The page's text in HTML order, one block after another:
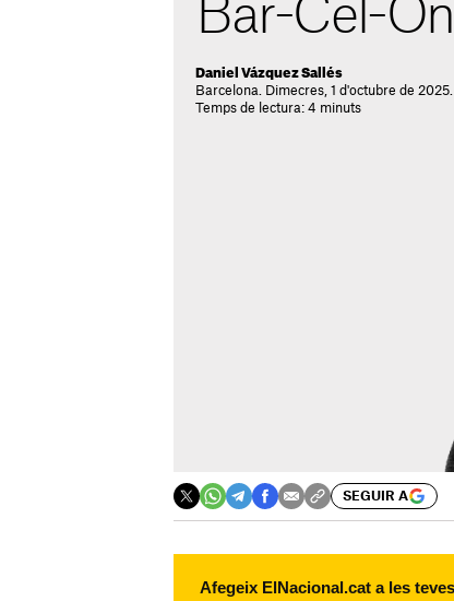
Bar-Cel-
Daniel Vázquez Sallés
Barcelona. Dimecres, 1 d'octubre de
Temps de lectura: 4 minuts
SEGUIR A
Afegeix ElNacional.cat a les